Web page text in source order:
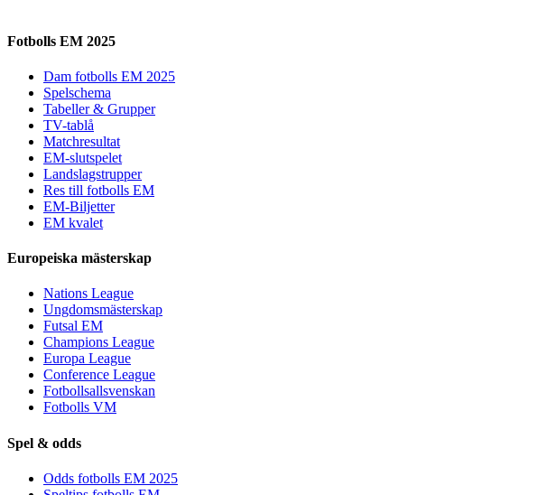
Fotbolls EM 2025
Dam fotbolls EM 2025
Spelschema
Tabeller & Grupper
TV-tablå
Matchresultat
EM-slutspelet
Landslagstrupper
Res till fotbolls EM
EM-Biljetter
EM kvalet
Europeiska mästerskap
Nations League
Ungdomsmästerskap
Futsal EM
Champions League
Europa League
Conference League
Fotbollsallsvenskan
Fotbolls VM
Spel & odds
Odds fotbolls EM 2025